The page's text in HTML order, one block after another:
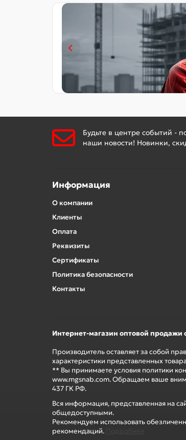
Вся информация, представленная на
общедоступными.
Рекомендуем использовать
рекомендаций.
Будьте в центре событий -
наши новости! Новинки,
Информация
О компании
Клиенты
Оплата
Реквизиты
Сертификаты
Политика безопасности
Контакты
Интернет-магазин оптовой
Производитель оставляет за собой
характеристики представленных
** Вы принимаете условия политики
www.mgsnab.com. Обращаем ваше
437 ГК РФ.